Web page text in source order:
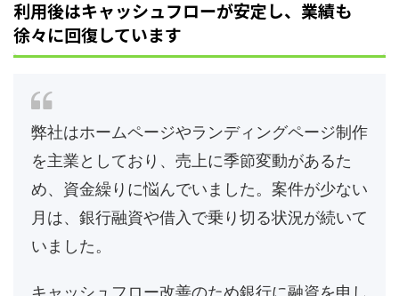
利用後はキャッシュフローが安定し、業績も
徐々に回復しています
弊社はホームページやランディングページ制作
を主業としており、売上に季節変動があるた
め、資金繰りに悩んでいました。案件が少ない
月は、銀行融資や借入で乗り切る状況が続いて
いました。